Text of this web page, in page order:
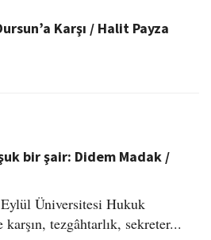
Karşı / Halit Payza
bir şair: Didem Madak /
Üniversitesi Hukuk
tezgâhtarlık, sekreter...